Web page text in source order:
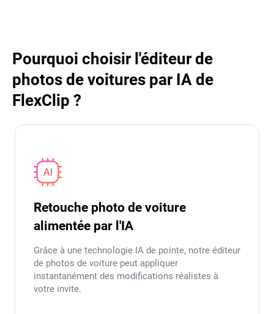
Pourquoi choisir l'éditeur de
photos de voitures par IA de
FlexClip ?
Retouche photo de voiture
alimentée par l'IA
Grâce à une technologie IA de pointe, notre éditeur
de photos de voiture peut appliquer
instantanément des modifications réalistes à
votre invite.